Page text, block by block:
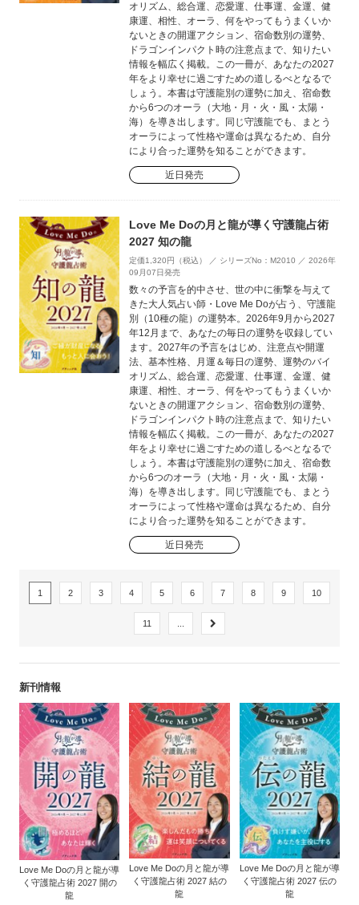
オリズム、総合運、恋愛運、仕事運、金運、健
康運、相性、オーラ、何をやってもうまくいか
ないときの開運アクション、宿命数別の運勢、
ドラゴンインパクト時の注意点まで、知りたい
情報を幅広く掲載。この一冊が、あなたの2027
年をより幸せに過ごすための道しるべとなるで
しょう。本書は守護龍別の運勢に加え、宿命数
から6つのオーラ（大地・月・火・風・太陽・
海）を導き出します。同じ守護龍でも、まとう
オーラによって性格や運命は異なるため、自分
により合った運勢を知ることができます。
近日発売
Love Me Doの月と龍が導く守護龍占術
2027 知の龍
定価1,320円（税込） ／ シリーズNo：M2010 ／ 2026年
09月07日発売
数々の予言を的中させ、世の中に衝撃を与えて
きた大人気占い師・Love Me Doが占う、守護龍
別（10種の龍）の運勢本。2026年9月から2027
年12月まで、あなたの毎日の運勢を収録してい
ます。2027年の予言をはじめ、注意点や開運
法、基本性格、月運＆毎日の運勢、運勢のバイ
オリズム、総合運、恋愛運、仕事運、金運、健
康運、相性、オーラ、何をやってもうまくいか
ないときの開運アクション、宿命数別の運勢、
ドラゴンインパクト時の注意点まで、知りたい
情報を幅広く掲載。この一冊が、あなたの2027
年をより幸せに過ごすための道しるべとなるで
しょう。本書は守護龍別の運勢に加え、宿命数
から6つのオーラ（大地・月・火・風・太陽・
海）を導き出します。同じ守護龍でも、まとう
オーラによって性格や運命は異なるため、自分
により合った運勢を知ることができます。
近日発売
1 2 3 4 5 6 7 8 9 10
11
新刊情報
Love Me Doの月と龍が導
く守護龍占術 2027 開の
龍
Love Me Doの月と龍が導
く守護龍占術 2027 結の
龍
Love Me Doの月と龍が導
く守護龍占術 2027 伝の
龍